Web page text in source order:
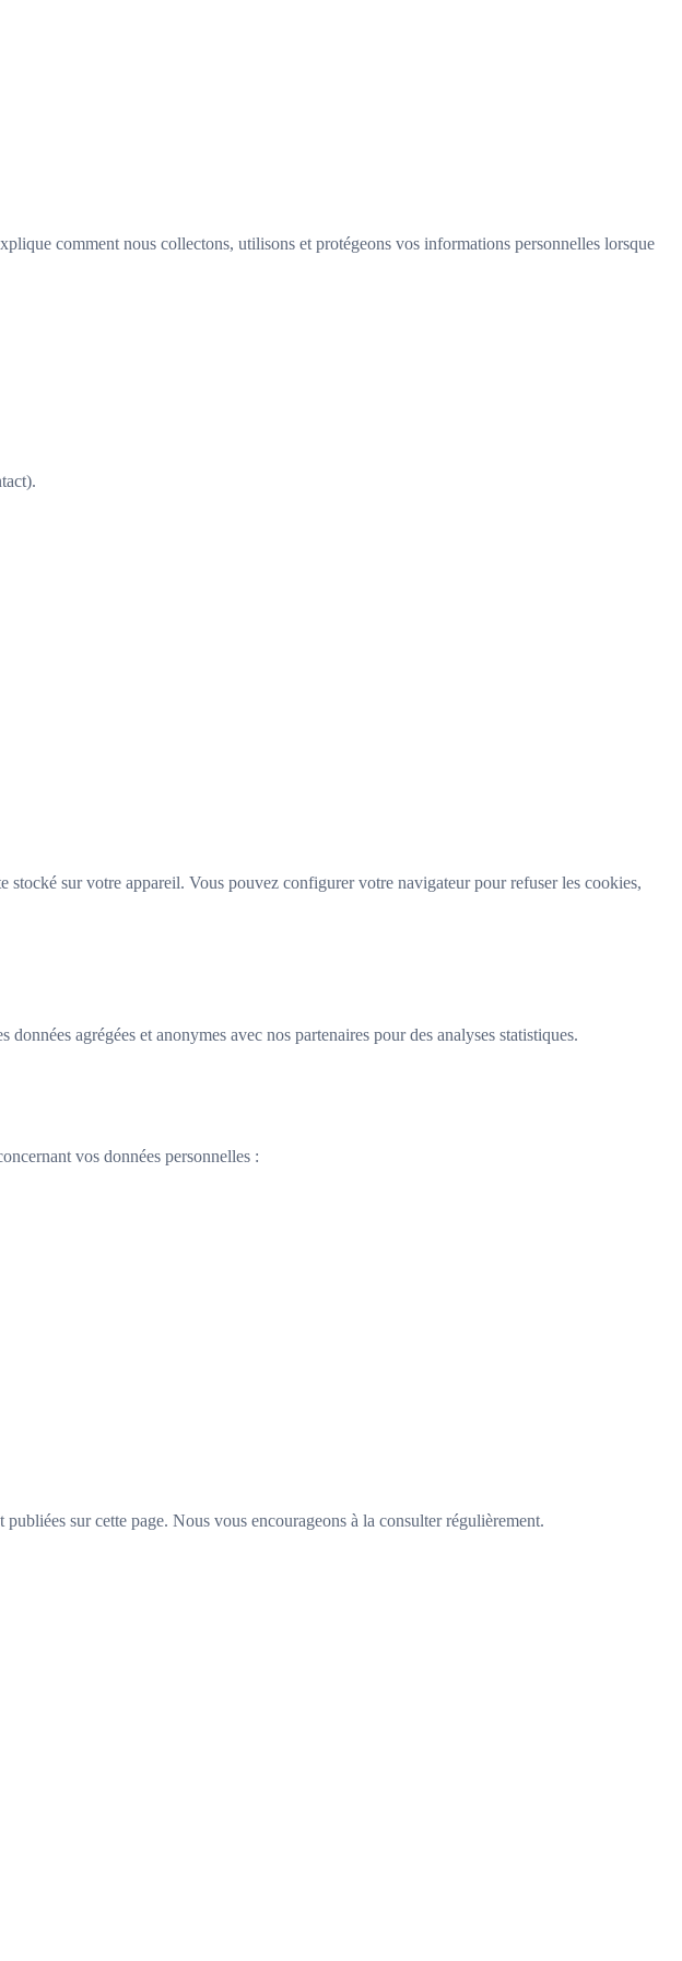
comment nous collectons, utilisons et protégeons vos informations personnelles lorsque
sur votre appareil. Vous pouvez configurer votre navigateur pour refuser les cookies,
agrégées et anonymes avec nos partenaires pour des analyses statistiques.
vos données personnelles :
sur cette page. Nous vous encourageons à la consulter régulièrement.